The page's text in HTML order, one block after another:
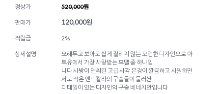
정상가 520,000원
판매가 120,000원
적립금 2%
상세설명
오래두고 보아도 쉽게 질리지 않는 모던한 디자인으로 아
트유에서 가장 사랑받는 모델 중 하나입
니다 사방이 면취된 고급 사각 은경이 깔끔하고 시원하면
서도 작은 엔틱칼라의 구슬들이 둘러싼
디테일이 있는 디자인의 구슬 베네치안입니다